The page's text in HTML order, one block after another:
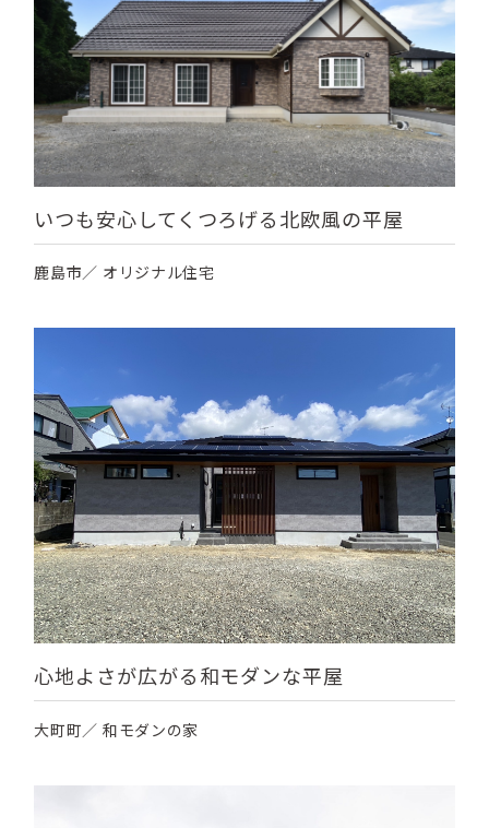
いつも安心してくつろげる北欧風の平屋
鹿島市／ オリジナル住宅
心地よさが広がる和モダンな平屋
大町町／ 和モダンの家